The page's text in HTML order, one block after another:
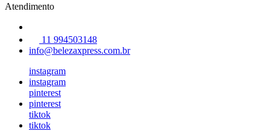
Atendimento
11 994503148
info@belezaxpress.com.br
instagram
instagram
pinterest
pinterest
tiktok
tiktok